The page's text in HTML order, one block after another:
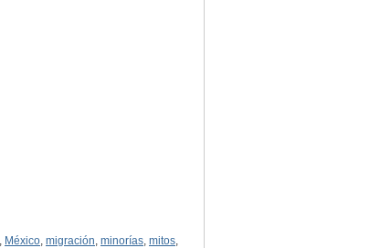
México migración minorías mitos